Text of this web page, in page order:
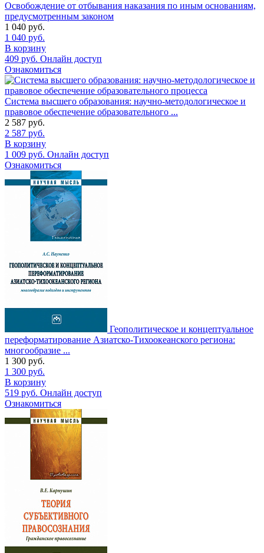
Освобождение от отбывания наказания по иным основаниям,
предусмотренным законом
1 040 руб.
1 040 руб.
В корзину
409 руб. Онлайн доступ
Ознакомиться
Система высшего образования: научно-методологическое и
правовое обеспечение образовательного ...
2 587 руб.
2 587 руб.
В корзину
1 009 руб. Онлайн доступ
Ознакомиться
Геополитическое и концептуальное
переформатирование Азиатско-Тихоокеанского региона:
многообразие ...
1 300 руб.
1 300 руб.
В корзину
519 руб. Онлайн доступ
Ознакомиться